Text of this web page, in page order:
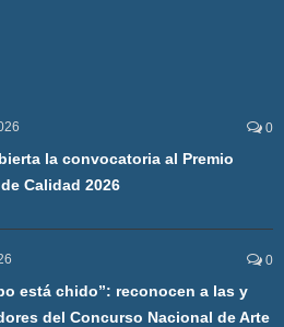
0
la convocatoria al Premio
Calidad 2026
0
está chido”: reconocen a las y
del Concurso Nacional de Arte